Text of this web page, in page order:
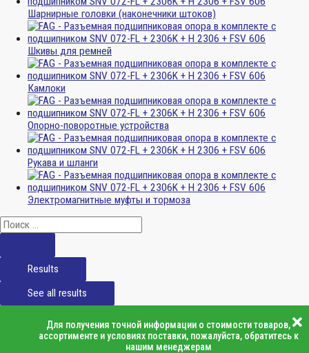
Шарнирные головки (наконечники штоков)
Шкивы для ремней
Камлоки
Опорно-поворотные устройства
Рукава и шланги
Электромагнитные муфты и тормоза
Results
See all results
Для получения точной информации о стоимости товаров,
ассортименте и условиях поставки, пожалуйста, обратитесь к
нашим менеджерам